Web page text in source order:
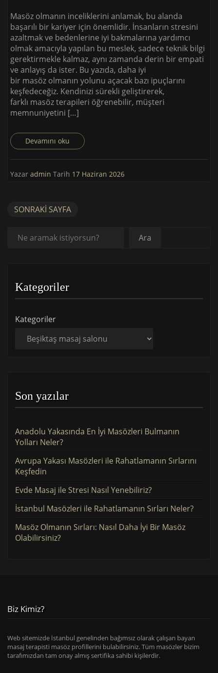
Masöz olmanın inceliklerini anlamak, bu alanda
başarılı bir kariyer için önemlidir. İnsanların stresini
azaltmak ve bedenlerine iyi bakmalarına yardımcı
olmak amacıyla yapılan bu meslek, sadece teknik bilgi
gerektirmekle kalmaz, aynı zamanda derin bir empati
ve anlayış da ister. Bu yazıda, daha iyi
bir masöz olmanın yolunu açacak bazı ipuçlarını
keşfedeceğiz. Kendinizi sürekli geliştirerek,
farklı masöz terapileri öğrenebilir, müşteri
memnuniyetini […]
Devamını oku
Yazar admin Tarih 17 Haziran 2026
SONRAKI SAYFA
Ara Ara
Kategoriler
Kategoriler
Son yazılar
Anadolu Yakasında En İyi Masözleri Bulmanın
Yolları Neler?
Avrupa Yakası Masözleri ile Rahatlamanın Sırlarını
Keşfedin
Evde Masaj ile Stresi Nasıl Yenebiliriz?
İstanbul Masözleri ile Rahatlamanın Sırları Neler?
Masöz Olmanın Sırları: Nasıl Daha İyi Bir Masöz
Olabilirsiniz?
Biz Kimiz?
Web sitemizde İstanbul genelinden bağımsız olarak çalışan bayan
masaj terapisti masöz profillerini bulabilirsiniz. Tüm masözler bizim
tarafımızdan tam onay almış sertifika sahibi kişilerdir.